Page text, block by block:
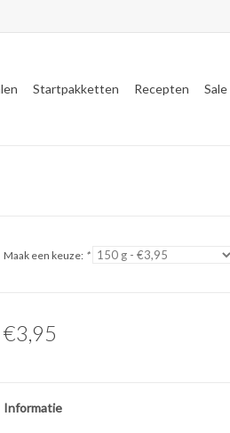
Startpakketten Recepten Sale
Maak een keuze: *
€3,95
Informatie